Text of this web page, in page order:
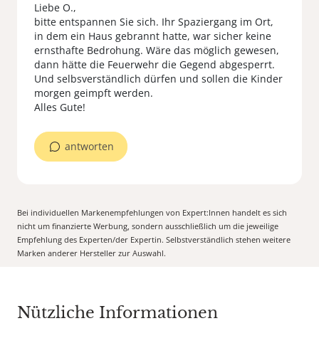
Liebe O.,
bitte entspannen Sie sich. Ihr Spaziergang im Ort,
in dem ein Haus gebrannt hatte, war sicher keine
ernsthafte Bedrohung. Wäre das möglich gewesen,
dann hätte die Feuerwehr die Gegend abgesperrt.
Und selbsverständlich dürfen und sollen die Kinder
morgen geimpft werden.
Alles Gute!
antworten
Bei individuellen Markenempfehlungen von Expert:Innen handelt es sich
nicht um finanzierte Werbung, sondern ausschließlich um die jeweilige
Empfehlung des Experten/der Expertin. Selbstverständlich stehen weitere
Marken anderer Hersteller zur Auswahl.
Nützliche Informationen